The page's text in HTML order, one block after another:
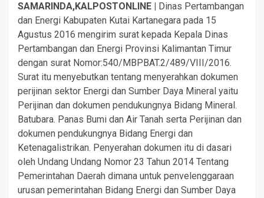
SAMARINDA,KALPOSTONLINE |
Dinas Pertambangan
dan Energi Kabupaten Kutai Kartanegara pada 15
Agustus 2016 mengirim surat kepada Kepala Dinas
Pertambangan dan Energi Provinsi Kalimantan Timur
dengan surat Nomor:540/MBPBAT.2/489/VIII/2016.
Surat itu menyebutkan tentang menyerahkan dokumen
perijinan sektor Energi dan Sumber Daya Mineral yaitu
Perijinan dan dokumen pendukungnya Bidang Mineral.
Batubara. Panas Bumi dan Air Tanah serta Perijinan dan
dokumen pendukungnya Bidang Energi dan
Ketenagalistrikan. Penyerahan dokumen itu di dasari
oleh Undang Undang Nomor 23 Tahun 2014 Tentang
Pemerintahan Daerah dimana untuk penvelenggaraan
urusan pemerintahan Bidang Energi dan Sumber Daya